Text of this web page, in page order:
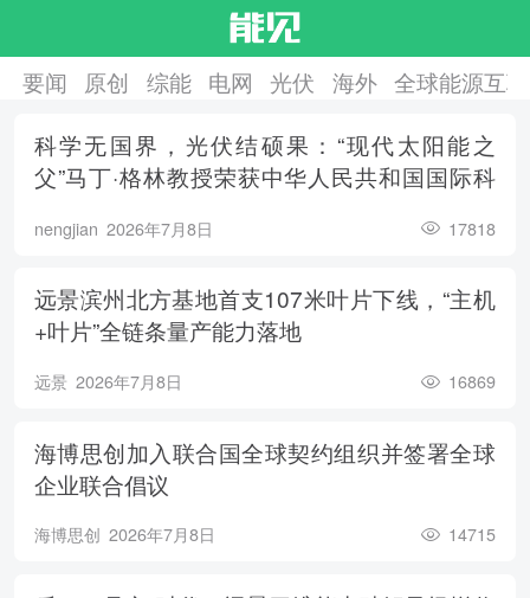
要闻 原创 综能 电网 光伏 海外 全球能源互
科学无国界，光伏结硕果：“现代太阳能之
父”马丁·格林教授荣获中华人民共和国国际科
nengjian 2026年7月8日 17818
远景滨州北方基地首支107米叶片下线，“主机
+叶片”全链条量产能力落地
远景 2026年7月8日 16869
海博思创加入联合国全球契约组织并签署全球
企业联合倡议
海博思创 2026年7月8日 14715